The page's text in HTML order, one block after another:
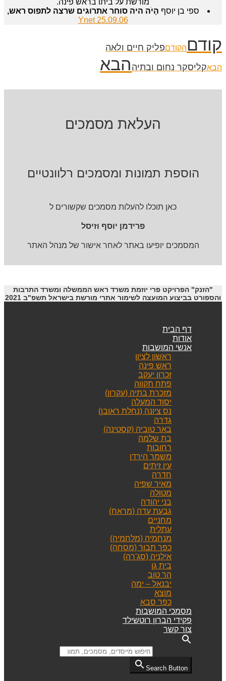
ספי בן יוסף הָיֹה היה סוחר אתרוגים שרצה לתפוס ראש,
Ynet 25.09.06
קודם הקודםפליק חיים ולאה
הבאקליסקר נחום ובתיה הבא
העלאת מסמכים
הוספת תמונות ומסמכים רלוונטיים
כאן תוכלו להעלות מסמכים שקשורים ל
פרידמן יוסף וזיסל
המסמכים יופיעו באתר לאחר אישור של מנהל האתר
"הזנק" הפרויקט פרי יוזמת משרד ראש הממשלה ומשרד התרבות
והספורט בביצוע המועצה לשימור אתרי מורשת בישראל תשפ"ב 2021
דף הבית
אודות
אנשי המושבות
ראשון לציון
ראש פינה
זכרון יעקב
פתח תקווה
מזכרת בתיה (עקרון)
יסוד המעלה
נס ציונה (נחלת ראובן)
גדרה
באר טוביה (קסטינה)
בת שלמה
רחובות
משמר הירדן
עין זיתים
חדרה
מאיר שפיה
מטולה
בני יהודה
גבעת עדה (מראח)
מחניים
עתלית
מנחמיה (מלחמיה)
כפר תבור (מסחה)
אילניה (סג'רה)
בית גן
הר טוב
יבנאל – ימה
מוצא
כפר סבא
מסמכי המושבות
פקידי הברון רוטשילד
צור קשר
Search Button